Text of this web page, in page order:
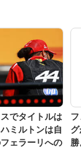
スでタイトルは
ミルトンは自
ェラーリへの